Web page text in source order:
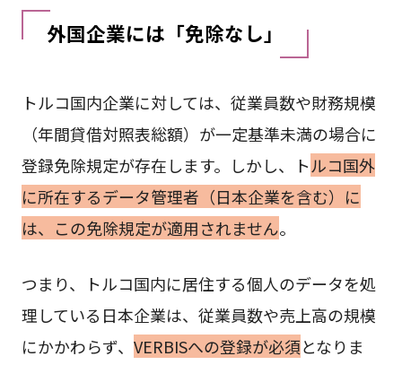
外国企業には「免除なし」
トルコ国内企業に対しては、従業員数や財務規模
（年間貸借対照表総額）が一定基準未満の場合に
登録免除規定が存在します。しかし、トルコ国外
に所在するデータ管理者（日本企業を含む）に
は、この免除規定が適用されません。
つまり、トルコ国内に居住する個人のデータを処
理している日本企業は、従業員数や売上高の規模
にかかわらず、 VERBISへの登録が必須となりま